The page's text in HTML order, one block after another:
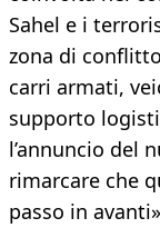
Sahel e i
zona di
carri armati,
supporto
l’annuncio del
rimarcare che
passo in